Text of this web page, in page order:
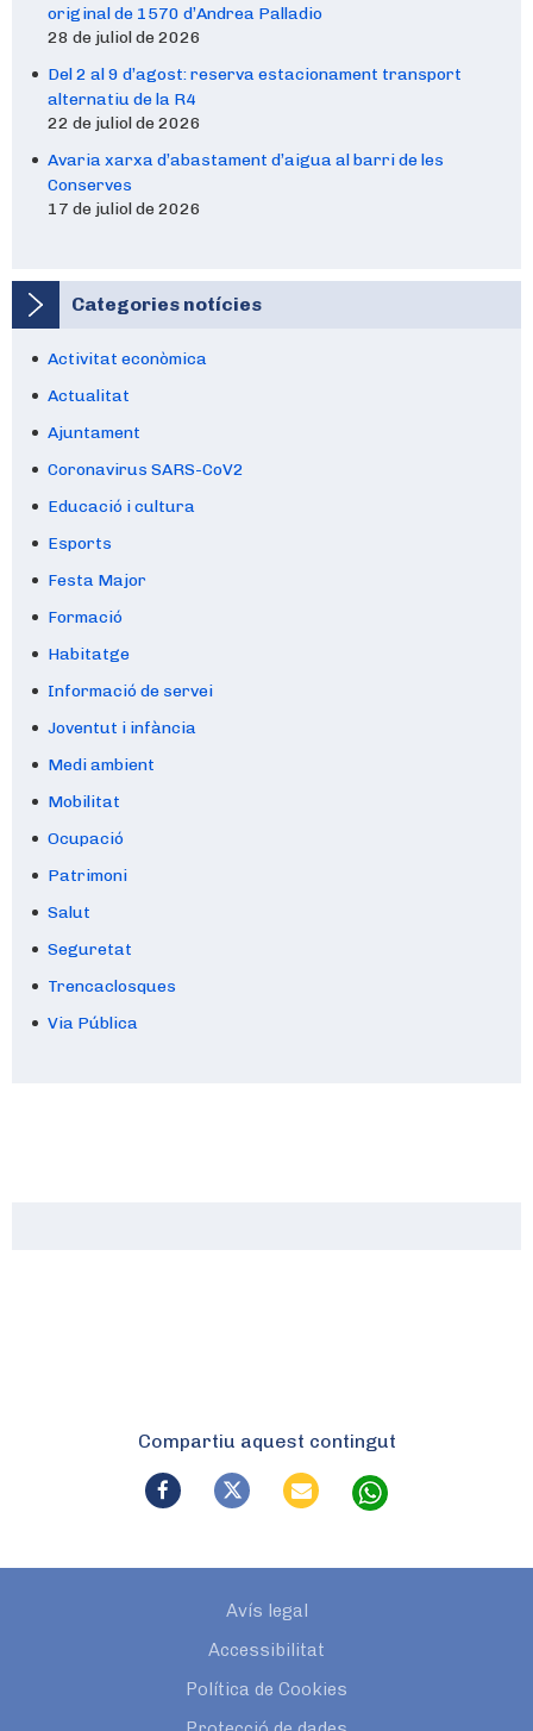
original de 1570 d’Andrea Palladio
28 de juliol de 2026
Del 2 al 9 d’agost: reserva estacionament transport
alternatiu de la R4
22 de juliol de 2026
Avaria xarxa d’abastament d’aigua al barri de les
Conserves
17 de juliol de 2026
Categories notícies
Activitat econòmica
Actualitat
Ajuntament
Coronavirus SARS-CoV2
Educació i cultura
Esports
Festa Major
Formació
Habitatge
Informació de servei
Joventut i infància
Medi ambient
Mobilitat
Ocupació
Patrimoni
Salut
Seguretat
Trencaclosques
Via Pública
Compartiu aquest contingut
Avís legal
Accessibilitat
Política de Cookies